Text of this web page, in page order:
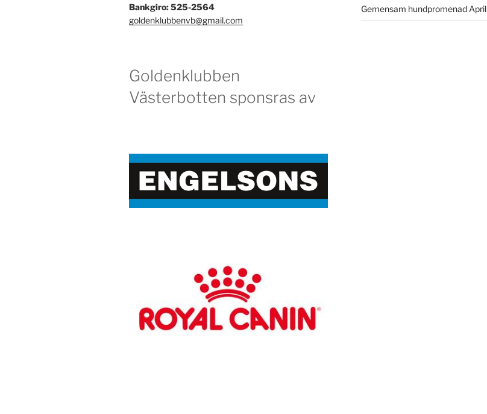
Bankgiro: 525-2564
goldenklubbenvb@gmail.com
Goldenklubben
Västerbotten sponsras av
Gemensam hundpromenad April